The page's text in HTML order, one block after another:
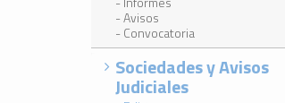
- Avisos
- Convocatoria
Sociedades y Avisos
Judiciales